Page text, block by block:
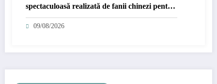
spectaculoasă realizată de fanii chinezi pentru
Nicolae Stanciu
09/08/2026